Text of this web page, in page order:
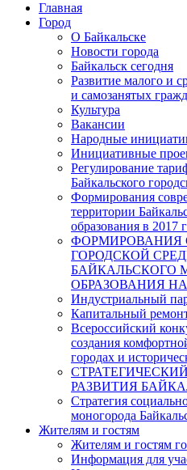
Главная
Город
О Байкальске
Новости города
Байкальск сегодня
Развитие малого и
и самозанятых
Культура
Вакансии
Народные
Инициативные
Регулирование
Байкальского
Формирования
территории
образования в 2017
ФОРМИРОВАНИЯ
ГОРОДСКОЙ
БАЙКАЛЬСКОГО
ОБРАЗОВАНИЯ НА
Индустриальный
Капитальный
Всероссийский
создания
городах и
РАЗВИТИЯ
Стратегия
моногорода
Жителям и гостям
Жителям и гостям
Информация для